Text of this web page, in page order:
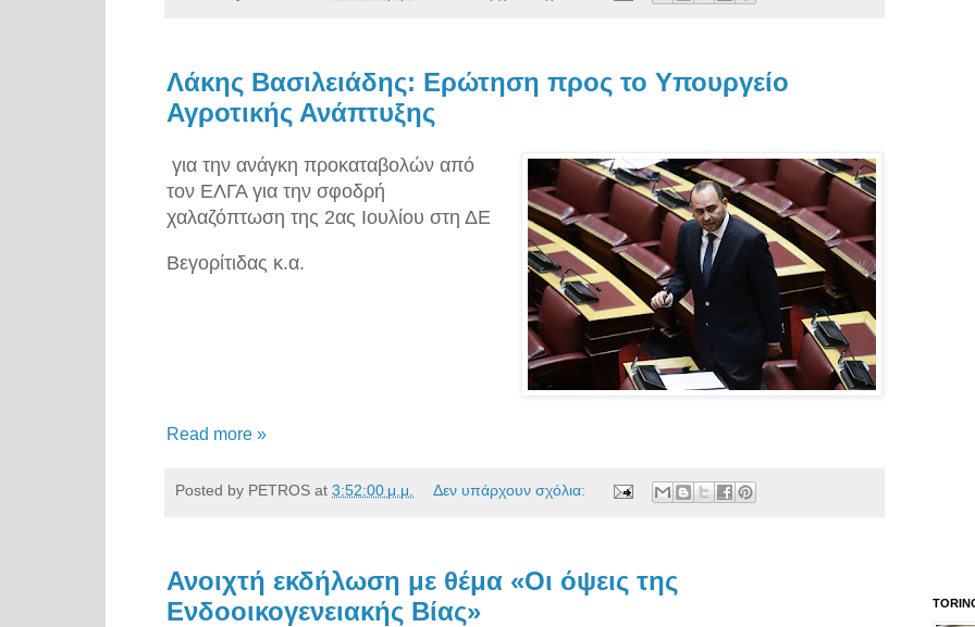
Λάκης Βασιλειάδης: Ερώτηση προς το Υπουργείο
Αγροτικής Ανάπτυξης
για την ανάγκη προκαταβολών από
τον ΕΛΓΑ για την σφοδρή
χαλαζόπτωση της 2ας Ιουλίου στη ΔΕ
Βεγορίτιδας κ.α.
Read more »
Posted by PETROS at 3:52:00 μ.μ. Δεν υπάρχουν σχόλια:
Ανοιχτή εκδήλωση με θέμα «Οι όψεις της
Ενδοοικογενειακής Βίας»